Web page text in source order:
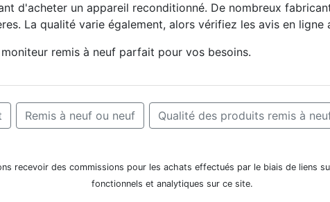
d'acheter un appareil reconditionné. De nombreux
La qualité varie également, alors vérifiez les avis en
remis à neuf parfait pour vos besoins.
Remis à neuf ou neuf Qualité des produits remis à
recevoir des commissions pour les achats effectués par le biais de liens
fonctionnels et analytiques sur ce site.